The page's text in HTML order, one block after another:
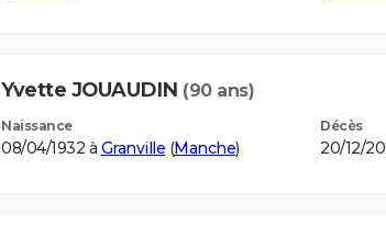
Yvette JOUAUDIN (90 ans)
Naissance
08/04/1932 à Granville (Manche)
Décès
20/12/